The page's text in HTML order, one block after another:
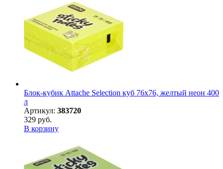
Блок-кубик Attache Selection куб 76х76, желтый неон 400
л
Артикул: 383720
329 руб.
В корзину